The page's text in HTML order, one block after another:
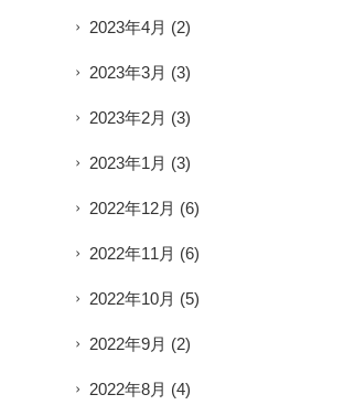
2023年4月 (2)
2023年3月 (3)
2023年2月 (3)
2023年1月 (3)
2022年12月 (6)
2022年11月 (6)
2022年10月 (5)
2022年9月 (2)
2022年8月 (4)